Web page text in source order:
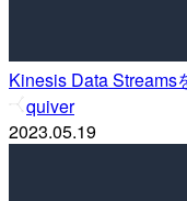
Kinesis Data Streams
quiver
2023.05.19